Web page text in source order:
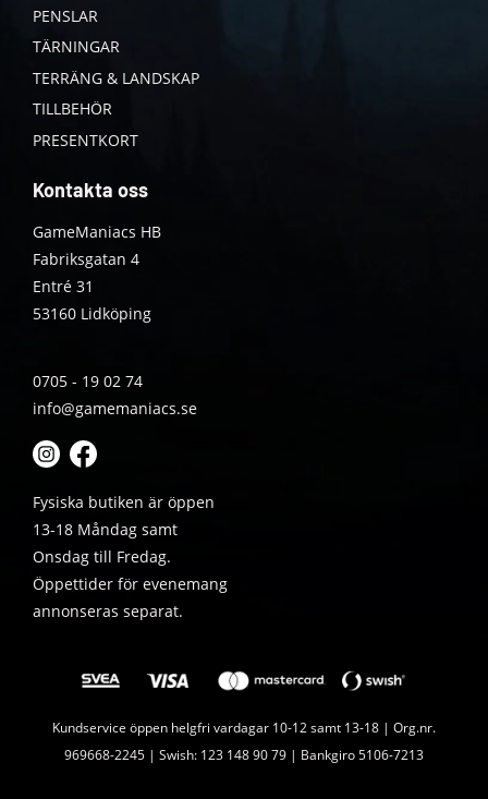
PENSLAR
TÄRNINGAR
TERRÄNG & LANDSKAP
TILLBEHÖR
PRESENTKORT
Kontakta oss
GameManiacs HB
Fabriksgatan 4
Entré 31
53160 Lidköping
0705 - 19 02 74
info@gamemaniacs.se
Fysiska butiken är öppen
13-18 Måndag samt
Onsdag till Fredag.
Öppettider för evenemang
annonseras separat.
Kundservice öppen helgfri vardagar 10-12 samt 13-18 | Org.nr.
969668-2245 | Swish: 123 148 90 79 | Bankgiro 5106-7213